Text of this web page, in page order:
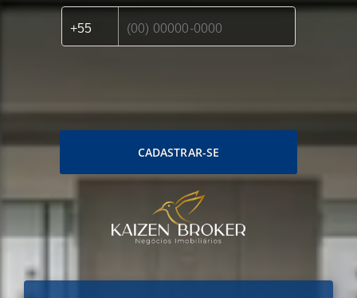
CADASTRAR-SE